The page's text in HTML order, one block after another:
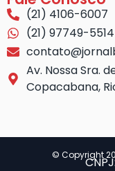
(21) 4106-6007
(21) 97749-5514
Av. Nossa Sra.
Copacabana,
© Copyright